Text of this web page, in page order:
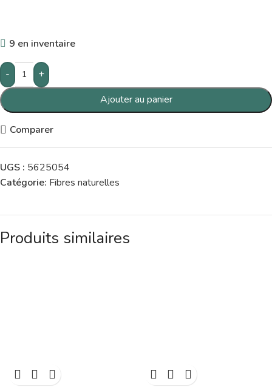
9 en inventaire
-
+
Ajouter au panier
Comparer
UGS : 5625054
Catégorie: Fibres naturelles
Produits similaires